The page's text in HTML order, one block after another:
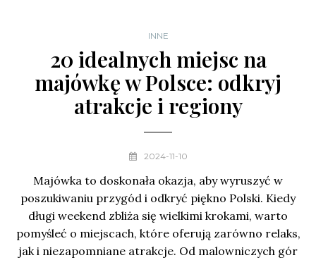
INNE
20 idealnych miejsc na
majówkę w Polsce: odkryj
atrakcje i regiony
2024-11-10
Majówka to doskonała okazja, aby wyruszyć w
poszukiwaniu przygód i odkryć piękno Polski. Kiedy
długi weekend zbliża się wielkimi krokami, warto
pomyśleć o miejscach, które oferują zarówno relaks,
jak i niezapomniane atrakcje. Od malowniczych gór